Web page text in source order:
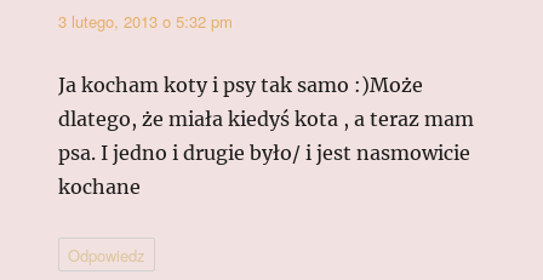
3 lutego, 2013 o 5:32 pm
Ja kocham koty i psy tak samo :)Może
dlatego, że miała kiedyś kota , a teraz mam
psa. I jedno i drugie było/ i jest nasmowicie
kochane
Odpowiedz